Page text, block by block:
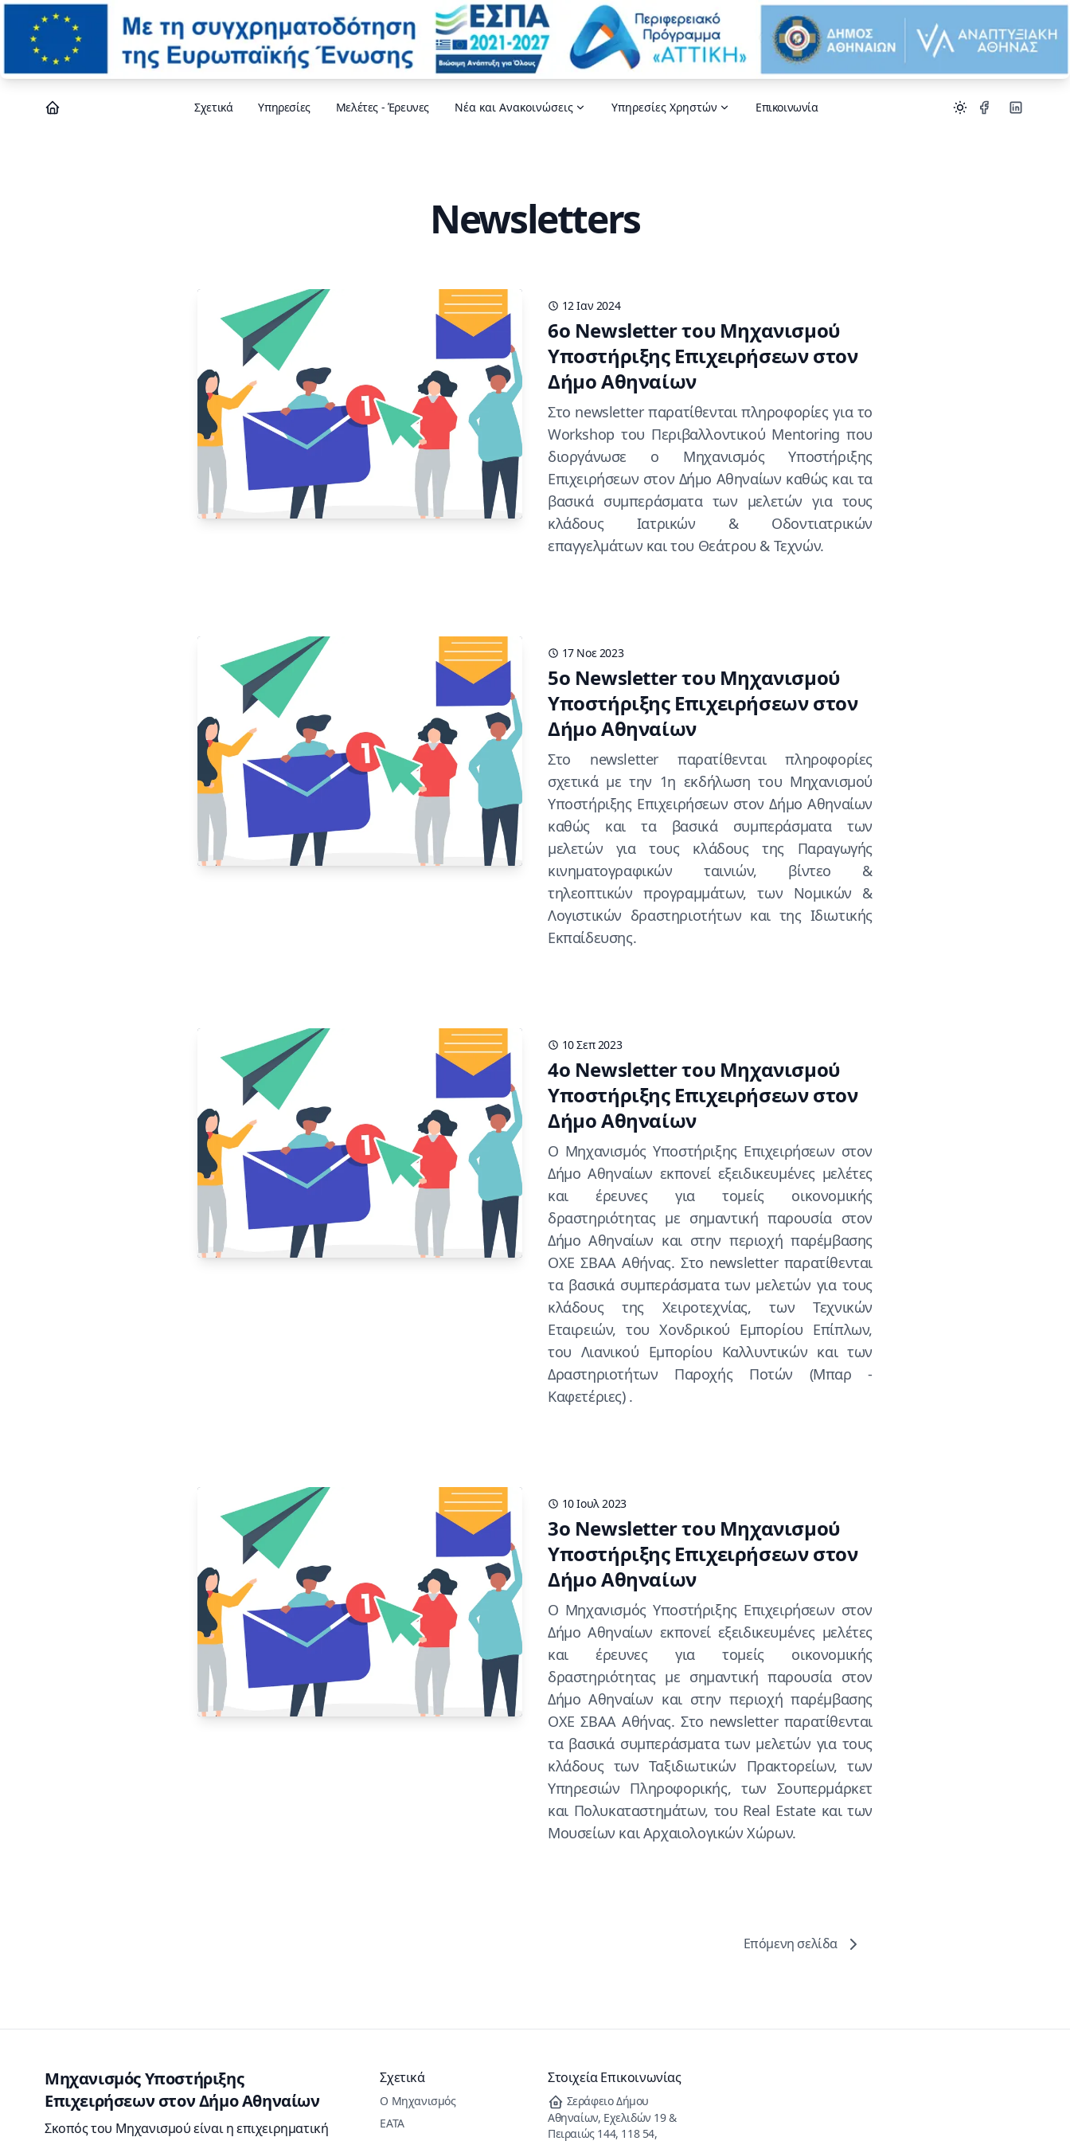
Σχετικά Υπηρεσίες Μελέτες - Έρευνες Νέα και Ανακοινώσεις Υπηρεσίες Χρηστών Επικοινωνία
Newsletters
12 Ιαν 2024
6o Newsletter του Μηχανισμού
Υποστήριξης Επιχειρήσεων στον
Δήμο Αθηναίων
Στο newsletter παρατίθενται πληροφορίες για το
Workshop του Περιβαλλοντικού Mentoring που
διοργάνωσε ο Μηχανισμός Υποστήριξης
Επιχειρήσεων στον Δήμο Αθηναίων καθώς και τα
βασικά συμπεράσματα των μελετών για τους
κλάδους Iατρικών & Οδοντιατρικών
επαγγελμάτων και του Θεάτρου & Τεχνών.
17 Νοε 2023
5o Newsletter του Μηχανισμού
Υποστήριξης Επιχειρήσεων στον
Δήμο Αθηναίων
Στο newsletter παρατίθενται πληροφορίες
σχετικά με την 1η εκδήλωση του Μηχανισμού
Υποστήριξης Επιχειρήσεων στον Δήμο Αθηναίων
καθώς και τα βασικά συμπεράσματα των
μελετών για τους κλάδους της Παραγωγής
κινηματογραφικών ταινιών, βίντεο &
τηλεοπτικών προγραμμάτων, των Νομικών &
Λογιστικών δραστηριοτήτων και της Ιδιωτικής
Εκπαίδευσης.
10 Σεπ 2023
4o Newsletter του Μηχανισμού
Υποστήριξης Επιχειρήσεων στον
Δήμο Αθηναίων
O Μηχανισμός Υποστήριξης Επιχειρήσεων στον
Δήμο Αθηναίων εκπονεί εξειδικευμένες μελέτες
και έρευνες για τομείς οικονομικής
δραστηριότητας με σημαντική παρουσία στον
Δήμο Αθηναίων και στην περιοχή παρέμβασης
ΟΧΕ ΣΒΑΑ Αθήνας. Στο newsletter παρατίθενται
τα βασικά συμπεράσματα των μελετών για τους
κλάδους της Χειροτεχνίας, των Τεχνικών
Εταιρειών, του Χονδρικού Εμπορίου Επίπλων,
του Λιανικού Εμπορίου Καλλυντικών και των
Δραστηριοτήτων Παροχής Ποτών (Μπαρ -
Καφετέριες) .
10 Ιουλ 2023
3o Newsletter του Μηχανισμού
Υποστήριξης Επιχειρήσεων στον
Δήμο Αθηναίων
O Μηχανισμός Υποστήριξης Επιχειρήσεων στον
Δήμο Αθηναίων εκπονεί εξειδικευμένες μελέτες
και έρευνες για τομείς οικονομικής
δραστηριότητας με σημαντική παρουσία στον
Δήμο Αθηναίων και στην περιοχή παρέμβασης
ΟΧΕ ΣΒΑΑ Αθήνας. Στο newsletter παρατίθενται
τα βασικά συμπεράσματα των μελετών για τους
κλάδους των Ταξιδιωτικών Πρακτορείων, των
Υπηρεσιών Πληροφορικής, των Σουπερμάρκετ
και Πολυκαταστημάτων, του Real Estate και των
Μουσείων και Αρχαιολογικών Χώρων.
Επόμενη σελίδα
Μηχανισμός Υποστήριξης
Επιχειρήσεων στον Δήμο Αθηναίων
Σκοπός του Μηχανισμού είναι η επιχειρηματική
Σχετικά
Ο Μηχανισμός
ΕΑΤΑ
Στοιχεία Eπικοινωνίας
Σεράφειο Δήμου
Αθηναίων, Εχελιδών 19 &
Πειραιώς 144, 118 54,